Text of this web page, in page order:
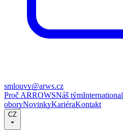
smlouvy@arws.cz
Proč ARROWSNáš týmInternational
oboryNovinkyKariéraKontakt
CZ